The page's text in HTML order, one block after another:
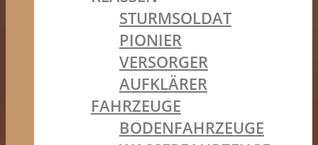
STURMSOLDAT
PIONIER
VERSORGER
AUFKLÄRER
FAHRZEUGE
BODENFAHRZEUGE